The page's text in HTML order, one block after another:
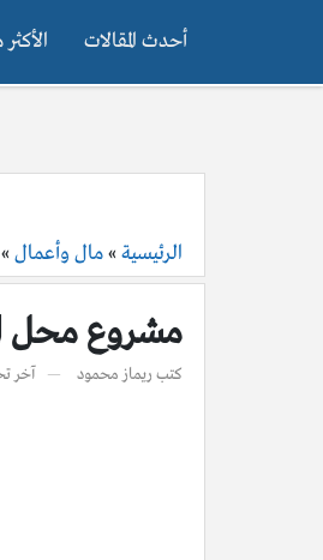
أحدث المقالات
الرئيسية »مال وأعمال »
مشروع محل
كتب ريماز محمود آخر